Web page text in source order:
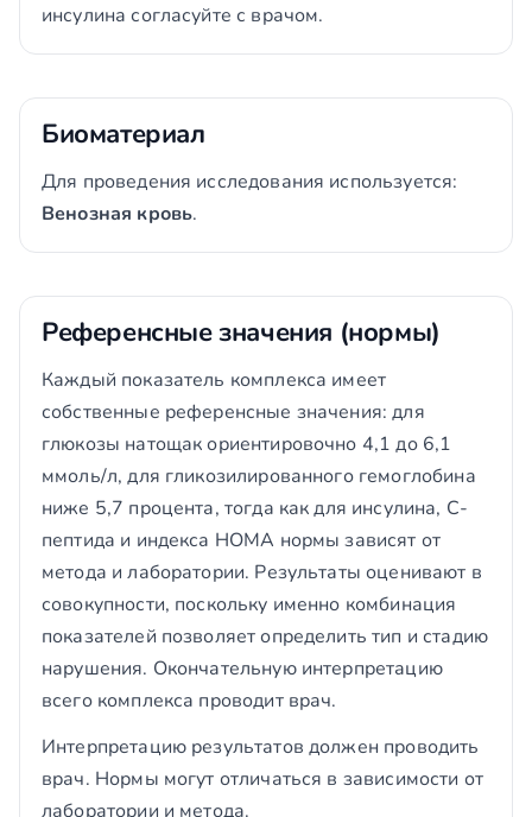
инсулина согласуйте с врачом.
Биоматериал
Для проведения исследования используется:
Венозная кровь.
Референсные значения (нормы)
Каждый показатель комплекса имеет
собственные референсные значения: для
глюкозы натощак ориентировочно 4,1 до 6,1
ммоль/л, для гликозилированного гемоглобина
ниже 5,7 процента, тогда как для инсулина, С-
пептида и индекса НОМА нормы зависят от
метода и лаборатории. Результаты оценивают в
совокупности, поскольку именно комбинация
показателей позволяет определить тип и стадию
нарушения. Окончательную интерпретацию
всего комплекса проводит врач.
Интерпретацию результатов должен проводить
врач. Нормы могут отличаться в зависимости от
лаборатории и метода.